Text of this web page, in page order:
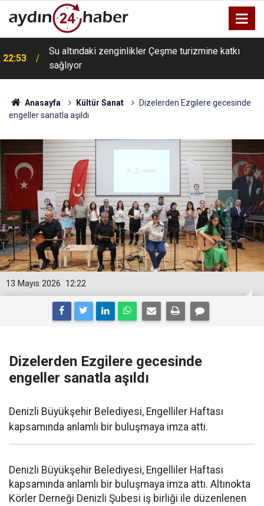
22:53
Su altındaki zenginlikler Çeşme turizmine katkı
sağlıyor
Anasayfa Kültür Sanat
Dizelerden Ezgilere gecesinde
engeller sanatla aşıldı
12:22
13 Mayıs 2026
Dizelerden Ezgilere gecesinde
engeller sanatla aşıldı
Denizli Büyükşehir Belediyesi, Engelliler Haftası
kapsamında anlamlı bir buluşmaya imza attı.
Denizli Büyükşehir Belediyesi, Engelliler Haftası
kapsamında anlamlı bir buluşmaya imza attı. Altınokta
Körler Derneği Denizli Şubesi iş birliği ile düzenlenen